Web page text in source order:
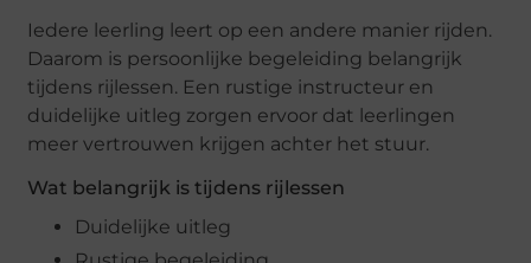
Iedere leerling leert op een andere manier rijden.
Daarom is persoonlijke begeleiding belangrijk
tijdens rijlessen. Een rustige instructeur en
duidelijke uitleg zorgen ervoor dat leerlingen
meer vertrouwen krijgen achter het stuur.
Wat belangrijk is tijdens rijlessen
Duidelijke uitleg